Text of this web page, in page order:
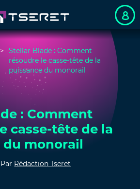
Stellar Blade : Comment
résoudre le casse-tête de la
puissance du monorail
: Comment
casse-tête de la
du monorail
Par Rédaction Tseret